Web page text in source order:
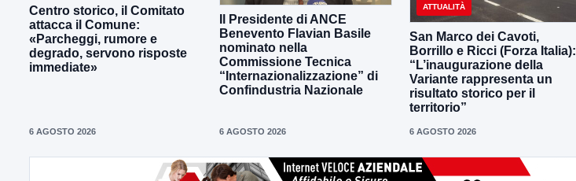
Centro storico, il Comitato
attacca il Comune:
«Parcheggi, rumore e
degrado, servono risposte
immediate»
6 AGOSTO 2026
Il Presidente di ANCE
Benevento Flavian Basile
nominato nella
Commissione Tecnica
“Internazionalizzazione” di
Confindustria Nazionale
6 AGOSTO 2026
ATTUALITÀ
San Marco dei Cavoti,
Borrillo e Ricci (Forza Italia):
“L’inaugurazione della
Variante rappresenta un
risultato storico per il
territorio”
6 AGOSTO 2026